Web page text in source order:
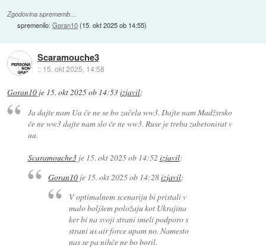
Zgodovina sprememb…
spremenilo:Goran10(15. okt 2025 ob 14:55)
Scaramouche3
:: 15. okt 2025, 14:58
Goran10 je 15. okt 2025 ob 14:53izjavil:
Ja dajte nam Ua če ne se bo začela ww3. Dajte nam Madžsrsko
če ne ww3 dajte nam slo če ne ww3. Ruse je treba zabetonirat v
ua.
Scaramouche3je 15. okt 2025 ob 14:52 izjavil:
Goran10 je 15. okt 2025 ob 14:28izjavil:
V optimalnem scenariju bi pristali v
malo boljšem položaju kot Ukrajina
ker bi na svoji strani imeli podporo s
strani us air force upam no. Namesto
nas se pa nihče ne bo boril.